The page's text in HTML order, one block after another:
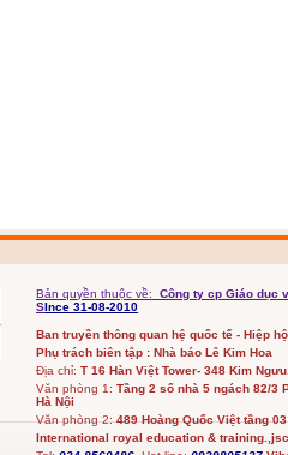
Bản quyền thuộc về:
Công ty cp Giáo dục
SInce 31-08-2010
Ban truyền thông quan hệ quốc tế - Hiệp
Phụ trách biên tập : Nhà báo Lê Kim Hoa
Địa chỉ: T 16 Hàn Việt Tower- 348 Kim
Văn phòng 1:Tầng 2 số nhà 5 ngách 82/3
Hà Nội
Văn phòng 2:489 Hoàng Quốc Việt tầng 03
International royal education & training.,jsc